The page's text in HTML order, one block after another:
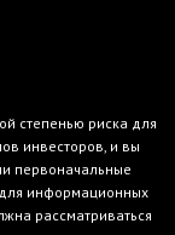
степенью риска для
инвесторов, и вы
первоначальные
для информационных
рассматриваться